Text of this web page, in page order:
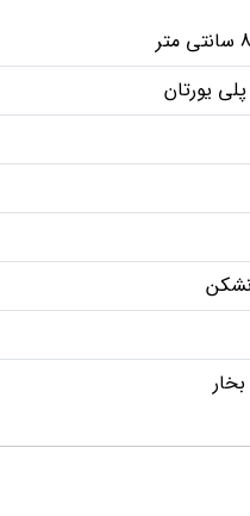
یورتان